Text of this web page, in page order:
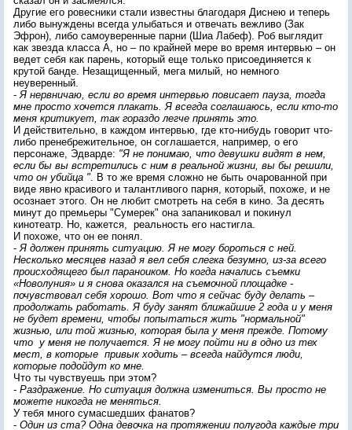
Другие его ровесники стали известны благодаря Диснею и теперь
либо вынуждены всегда улыбаться и отвечать вежливо (Зак
Эфрон), либо самоуверенные парни (Шиа Лабеф). Роб выглядит
как звезда класса А, но – по крайней мере во время интервью – он
ведет себя как парень, который еще только присоединяется к
крутой банде. Незащищенный, мега милый, но немного
неуверенный.
-Я нервничаю, если во время интервью повисает пауза, тогда
мне просто хочется плакать. Я всегда соглашаюсь, если кто-то
меня критикует, так гораздо легче принять это.
И действительно, в каждом интервью, где кто-нибудь говорит что-
либо пренебрежительное, он соглашается, например, о его
персонаже, Эдварде: "Я не понимаю, что девушки видят в нем,
если бы вы встретились с ним в реальной жизни, вы бы решили,
что он убийца ". В то же время сложно не быть очарованной при
виде явно красивого и талантливого парня, который, похоже, и не
осознает этого. Он не любит смотреть на себя в кино. За десять
минут до премьеры "Сумерек" она запаниковал и покинул
кинотеатр. Но, кажется, реальность его настигла.
И похоже, что он ее понял.
- Я должен принять ситуацию. Я не могу бороться с ней.
Несколько месяцев назад я вел себя слегка безумно, из-за всего
происходящего был параноиком. Но когда начались съемки
«Новолуния» и я снова оказался на съемочной площадке -
почувствовал себя хорошо. Вот что я сейчас буду делать –
продолжать работать. Я буду занят ближайшие 2 года и у меня
не будет времени, чтобы попытаться жить "нормальной"
жизнью, или той жизнью, которая была у меня прежде. Потому
что у меня не получается. Я не могу пойти ни в одно из тех
мест, в которые привык ходить – всегда найдутся люди,
которые подойдут ко мне.
Что ты чувствуешь при этом?
- Раздражение. Но ситуация должна измениться. Вы просто не
можете никогда не меняться.
У тебя много сумасшедших фанатов?
- Один из ста? Одна девочка на протяжении полугода каждые три